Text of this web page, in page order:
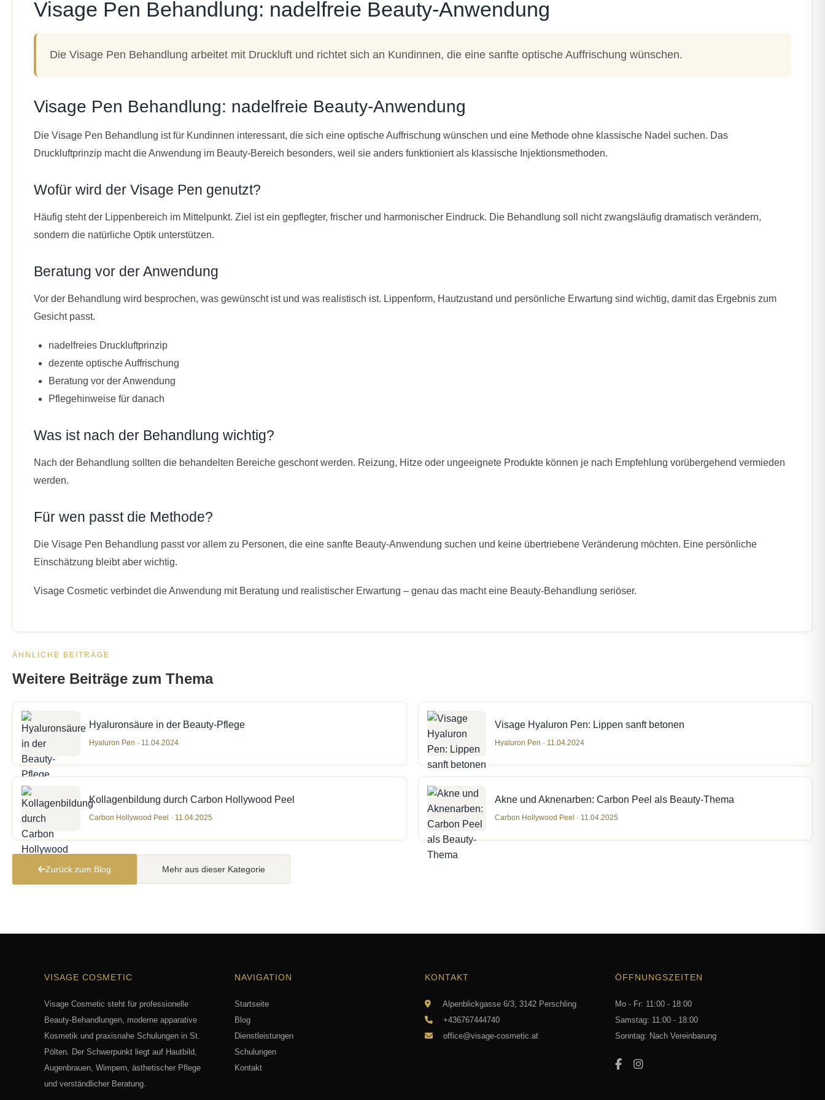
Visage Pen Behandlung: nadelfreie Beauty-Anwendung
Die Visage Pen Behandlung arbeitet mit Druckluft und richtet sich an Kundinnen, die eine sanfte optische Auffrischung wünschen.
Visage Pen Behandlung: nadelfreie Beauty-Anwendung
Die Visage Pen Behandlung ist für Kundinnen interessant, die sich eine optische Auffrischung wünschen und eine Methode ohne klassische Nadel suchen. Das
Druckluftprinzip macht die Anwendung im Beauty-Bereich besonders, weil sie anders funktioniert als klassische Injektionsmethoden.
Wofür wird der Visage Pen genutzt?
Häufig steht der Lippenbereich im Mittelpunkt. Ziel ist ein gepflegter, frischer und harmonischer Eindruck. Die Behandlung soll nicht zwangsläufig dramatisch verändern,
sondern die natürliche Optik unterstützen.
Beratung vor der Anwendung
Vor der Behandlung wird besprochen, was gewünscht ist und was realistisch ist. Lippenform, Hautzustand und persönliche Erwartung sind wichtig, damit das Ergebnis zum
Gesicht passt.
nadelfreies Druckluftprinzip
dezente optische Auffrischung
Beratung vor der Anwendung
Pflegehinweise für danach
Was ist nach der Behandlung wichtig?
Nach der Behandlung sollten die behandelten Bereiche geschont werden. Reizung, Hitze oder ungeeignete Produkte können je nach Empfehlung vorübergehend vermieden
werden.
Für wen passt die Methode?
Die Visage Pen Behandlung passt vor allem zu Personen, die eine sanfte Beauty-Anwendung suchen und keine übertriebene Veränderung möchten. Eine persönliche
Einschätzung bleibt aber wichtig.
Visage Cosmetic verbindet die Anwendung mit Beratung und realistischer Erwartung – genau das macht eine Beauty-Behandlung seriöser.
ÄHNLICHE BEITRÄGE
Weitere Beiträge zum Thema
Hyaluronsäure in der Beauty-Pflege
Hyaluron Pen · 11.04.2024
Visage Hyaluron Pen: Lippen sanft betonen
Hyaluron Pen · 11.04.2024
Kollagenbildung durch Carbon Hollywood Peel
Carbon Hollywood Peel · 11.04.2025
Akne und Aknenarben: Carbon Peel als Beauty-Thema
Carbon Hollywood Peel · 11.04.2025
Zurück zum Blog Mehr aus dieser Kategorie
VISAGE COSMETIC
Visage Cosmetic steht für professionelle
Beauty-Behandlungen, moderne apparative
Kosmetik und praxisnahe Schulungen in St.
Pölten. Der Schwerpunkt liegt auf Hautbild,
Augenbrauen, Wimpern, ästhetischer Pflege
und verständlicher Beratung.
NAVIGATION
Startseite
Blog
Dienstleistungen
Schulungen
Kontakt
KONTAKT
Alpenblickgasse 6/3, 3142 Perschling
+436767444740
office@visage-cosmetic.at
ÖFFNUNGSZEITEN
Mo - Fr: 11:00 - 18:00
Samstag: 11:00 - 18:00
Sonntag: Nach Vereinbarung